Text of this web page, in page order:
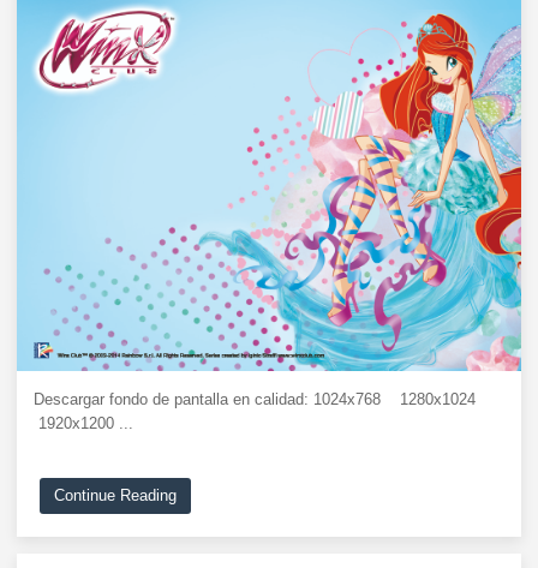
Descargar fondo de pantalla en calidad: 1024x768 1280x1024
1920x1200 ...
Continue Reading